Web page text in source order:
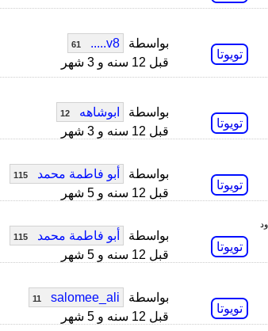
تويوتا
بواسطة v8.....
61
قبل 12 سنه و 3 شهر
تويوتا
بواسطة ابوشاهه 12
قبل 12 سنه و 3 شهر
تويوتا
بواسطة أبو فاطمة محمد 115
قبل 12 سنه و 5 شهر
تويوتا
بواسطة أبو فاطمة محمد 115
قبل 12 سنه و 5 شهر
تويوتا
بواسطة salomee_ali
11
قبل 12 سنه و 5 شهر